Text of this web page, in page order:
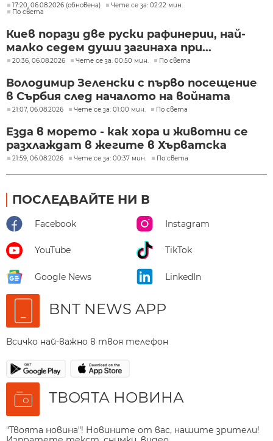
17:20, 06.08.2026 (обновена)
Чете се за: 02:22 мин.
По света
Киев порази две руски рафинерии, най-
малко седем души загинаха при...
20:36, 06.08.2026 Чете се за: 00:50 мин. По света
Володимир Зеленски с първо посещение
в Сърбия след началото на войната
21:07, 06.08.2026 Чете се за: 01:00 мин. По света
Езда в морето - как хора и животни се
разхлаждат в жегите в Хърватска
21:59, 06.08.2026 Чете се за: 00:37 мин. По света
ПОСЛЕДВАЙТЕ НИ В
Facebook Instagram
YouTube TikTok
Google News LinkedIn
BNT NEWS APP
Всичко най-важно в твоя телефон
ТВОЯТА НОВИНА
"Твоята новина"! Новините от вас, нашите зрители!